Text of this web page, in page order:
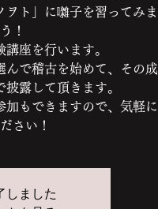
ト」に囃子を習ってみま
！
座を行います。
んで稽古を始めて、その成
露して頂きます。
もできますので、気軽に
さい！
しました